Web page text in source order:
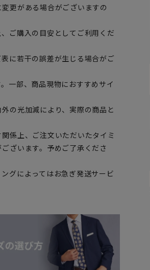
更がある場合がございますの
ご購入の目安としてご利用くだ
に若干の誤差が生じる場合がご
一部、商品現物におすすめサイ
の光加減により、実際の商品と
係上、ご注文いただいたタイミ
ざいます。予めご了承くださ
グによってはお急ぎ発送サービ